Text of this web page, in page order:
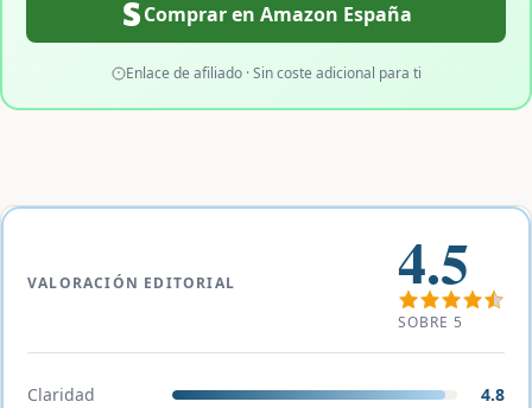
Comprar en Amazon España
Enlace de afiliado · Sin coste adicional para ti
VALORACIÓN EDITORIAL 4.5
SOBRE 5
Claridad
4.8